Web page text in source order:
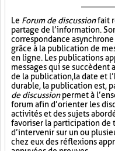
Le Forum de discussionfait
partage de l’information.
correspondance
grâce à la publication de
en ligne. Les publications
messages qui se succèdent
de la publication, la date et
durable, la publication est,
de discussionpermet à
forum afin d’orienter les
activités et des sujets
favoriser la participation de
d’intervenir sur un ou
chez eux des réflexions